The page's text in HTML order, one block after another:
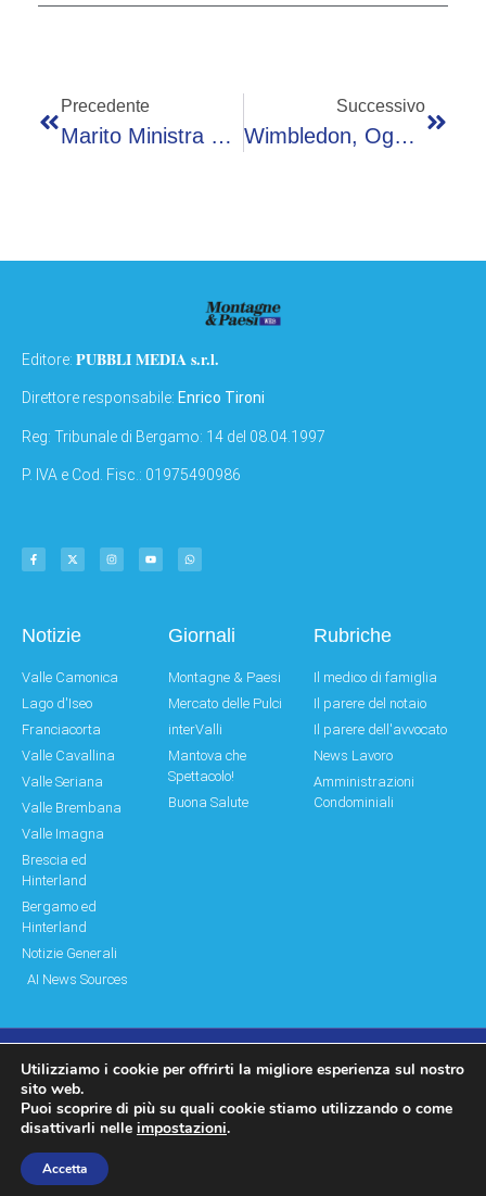
Precedente
Marito Ministra Roccella Disperso, Ricerche Con Droni Sul Lago Di Vico
Successivo
Wimbledon, Oggi Djokovic-Wu: Orario, Precedenti E Dove Vederla In Tv
Editore: PUBBLI MEDIA s.r.l.
Direttore responsabile: Enrico Tironi
Reg: Tribunale di Bergamo: 14 del 08.04.1997
P. IVA e Cod. Fisc.: 01975490986
Notizie
Valle Camonica
Lago d'Iseo
Franciacorta
Valle Cavallina
Valle Seriana
Valle Brembana
Valle Imagna
Brescia ed
Hinterland
Bergamo ed
Hinterland
Notizie Generali
AI News Sources
Giornali
Montagne & Paesi
Mercato delle Pulci
interValli
Mantova che
Spettacolo!
Buona Salute
Rubriche
Il medico di famiglia
Il parere del notaio
Il parere dell'avvocato
News Lavoro
Amministrazioni
Condominiali
© Copyright 2011 – 2026 Montagne & Paesi
Log In|Log Out Privacy Policy
Utilizziamo i cookie per offrirti la migliore esperienza sul nostro
sito web.
Puoi scoprire di più su quali cookie stiamo utilizzando o come
disattivarli nelle impostazioni.
Accetta